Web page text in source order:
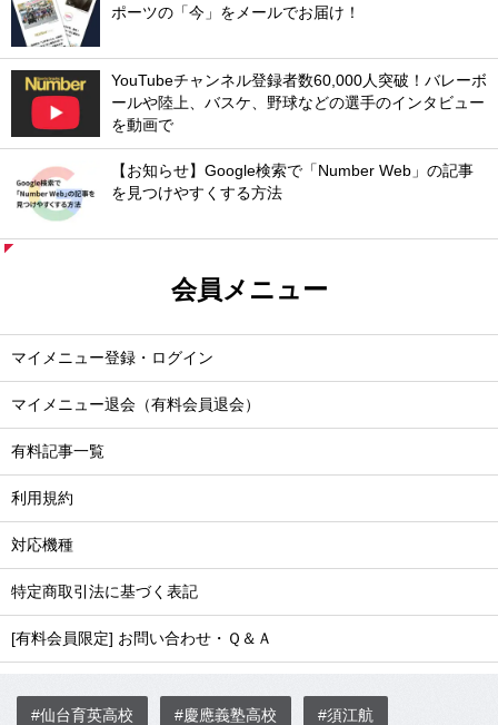
ポーツの「今」をメールでお届け！
YouTubeチャンネル登録者数60,000人突破！バレーボ
ールや陸上、バスケ、野球などの選手のインタビュー
を動画で
【お知らせ】Google検索で「Number Web」の記事
を見つけやすくする方法
会員メニュー
マイメニュー登録・ログイン
マイメニュー退会（有料会員退会）
有料記事一覧
利用規約
対応機種
特定商取引法に基づく表記
[有料会員限定] お問い合わせ・Ｑ＆Ａ
#仙台育英高校 #慶應義塾高校 #須江航